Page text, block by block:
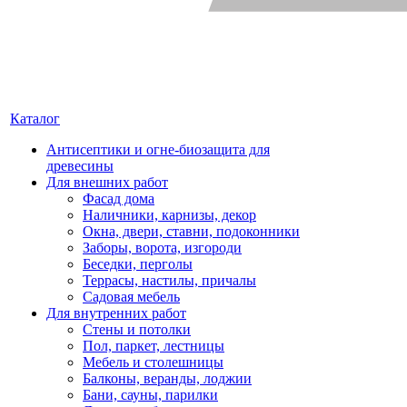
Каталог
Антисептики и огне-биозащита для
древесины
Для внешних работ
Фасад дома
Наличники, карнизы, декор
Окна, двери, ставни, подоконники
Заборы, ворота, изгороди
Беседки, перголы
Террасы, настилы, причалы
Садовая мебель
Для внутренних работ
Стены и потолки
Пол, паркет, лестницы
Мебель и столешницы
Балконы, веранды, лоджии
Бани, сауны, парилки